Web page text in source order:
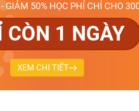
GIẢM 50% HỌC PHÍ CHỈ CHO
CÒN 1 NGÀY
XEM CHI TIẾT